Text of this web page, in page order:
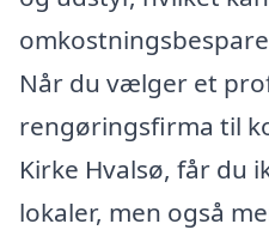
Når du vælger et
rengøringsfirma til
Kirke Hvalsø, får du
lokaler, men også